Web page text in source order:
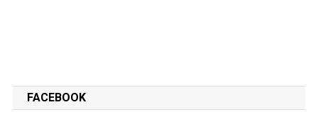
FACEBOOK